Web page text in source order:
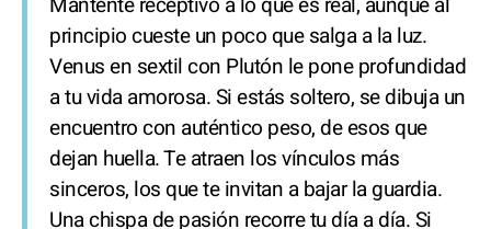
principio cueste un poco que salga a la luz.
Venus en sextil con Plutón le pone profundidad
a tu vida amorosa. Si estás soltero, se dibuja un
encuentro con auténtico peso, de esos que
dejan huella. Te atraen los vínculos más
sinceros, los que te invitan a bajar la guardia.
Una chispa de pasión recorre tu día a día. Si